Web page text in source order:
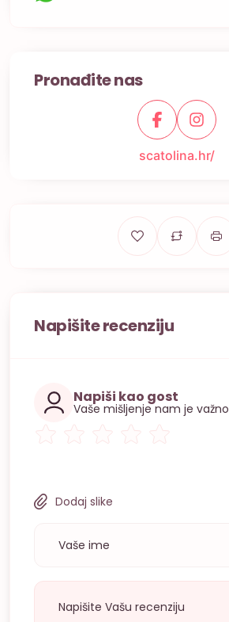
Pronađite nas
scatolina.hr/
Napišite recenziju
Napiši kao gost
Vaše mišljenje nam je važno
Dodaj slike